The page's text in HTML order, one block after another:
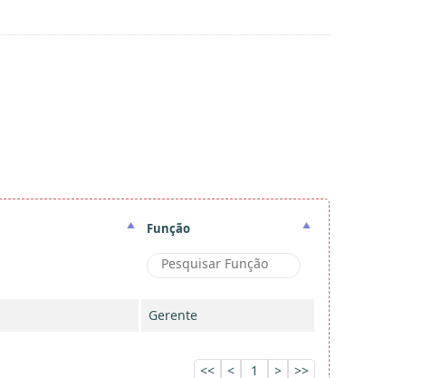
Função
Gerente
<< < 1 > >>